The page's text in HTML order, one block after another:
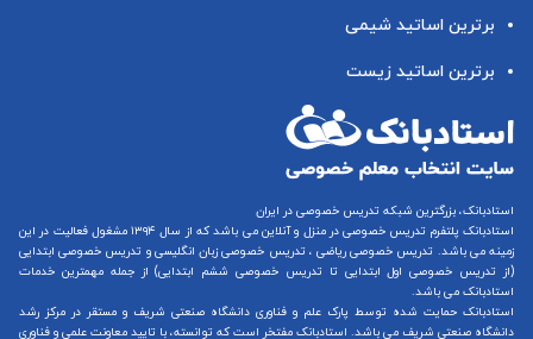
برترین اساتید شیمی
برترین اساتید زیست
استادبانک، بزرگترین شبکه تدریس خصوصی در ایران
استادبانک پلتفرم تدریس خصوصی در منزل و آنلاین
می باشد که از سال ۱۳۹۴ مشغول فعالیت در این
زمینه می باشد. تدریس خصوصی ریاضی ، تدریس خصوصی زبان انگلیسیو تدریس خصوصی ابتدایی
(از تدریس خصوصی اول ابتدایی تا تدریس خصوصی ششم ابتدایی) از جمله مهمترین خدمات
استادبانک می باشد.
استادبانک حمایت شده توسط پارک علم و فناوری دانشگاه صنعتی شریف و مستقر در مرکز رشد
دانشگاه صنعتی شریف می باشد. استادبانک مفتخر است که توانسته، با تایید معاونت علمی و فناوری